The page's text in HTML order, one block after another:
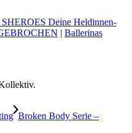
SHEROES Deine Heldinnen-
| Ballerinas
Broken Body Serie –